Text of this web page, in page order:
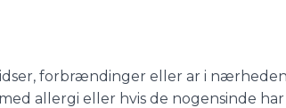
forbrændinger eller ar i
allergi eller hvis de nogensinde har